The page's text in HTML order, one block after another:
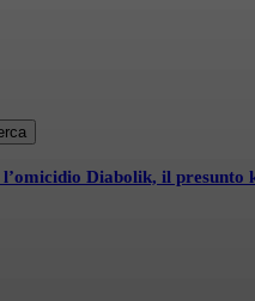
l’omicidio Diabolik, il presunto